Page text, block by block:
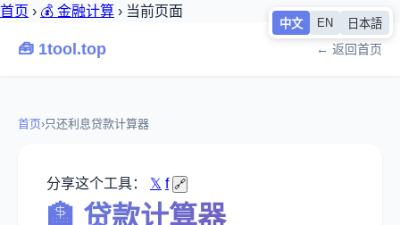
中文 EN 日本語
首页 › 💰 金融计算 › 当前页面
🧰 1tool.top ← 返回首页
首页›只还利息贷款计算器
分享这个工具： 𝕏 f 🔗
🏦 贷款计算器